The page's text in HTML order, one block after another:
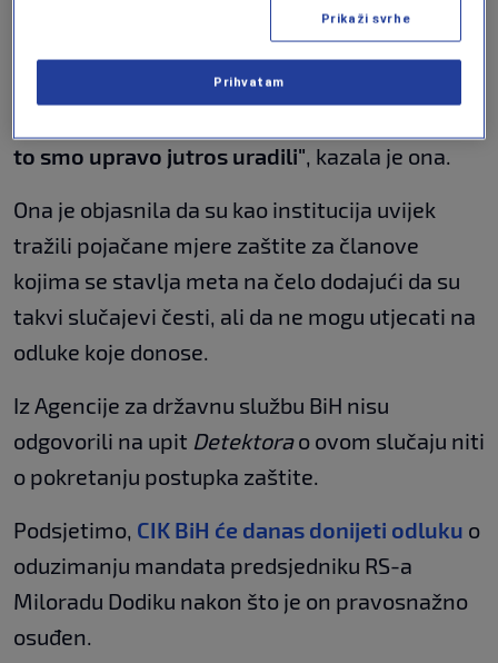
"Zbog takvih navoda, mi obavještavamo
Direkciju za koordinaciju dopisom i prijavom
to smo upravo jutros uradili", kazala je ona.
Ona je objasnila da su kao institucija uvijek
tražili pojačane mjere zaštite za članove
kojima se stavlja meta na čelo dodajući da su
takvi slučajevi česti, ali da ne mogu utjecati na
odluke koje donose.
Iz Agencije za državnu službu BiH nisu
odgovorili na upit Detektorao ovom slučaju niti
o pokretanju postupka zaštite.
Podsjetimo, CIK BiH će danas donijeti odluku o
oduzimanju mandata predsjedniku RS-a
Miloradu Dodiku nakon što je on pravosnažno
osuđen.
Prikaži svrhe
Prihvatam